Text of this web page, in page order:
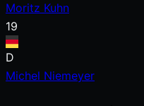
Moritz Kuhn
19
D
Michel Niemeyer